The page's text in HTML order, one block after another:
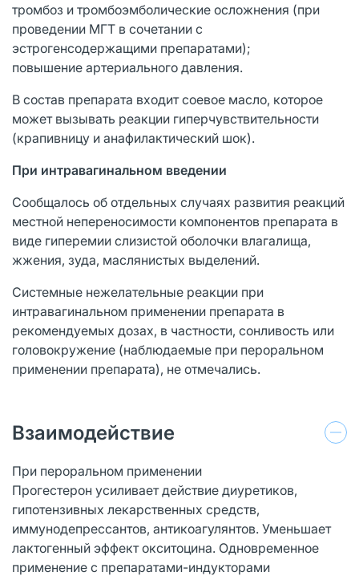
тромбоз и тромбоэмболические осложнения (при
проведении МГТ в сочетании с
эстрогенсодержащими препаратами);
повышение артериального давления.
В состав препарата входит соевое масло, которое
может вызывать реакции гиперчувствительности
(крапивницу и анафилактический шок).
При интравагинальном введении
Сообщалось об отдельных случаях развития реакций
местной непереносимости компонентов препарата в
виде гиперемии слизистой оболочки влагалища,
жжения, зуда, маслянистых выделений.
Системные нежелательные реакции при
интравагинальном применении препарата в
рекомендуемых дозах, в частности, сонливость или
головокружение (наблюдаемые при пероральном
применении препарата), не отмечались.
Взаимодействие
При пероральном применении
Прогестерон усиливает действие диуретиков,
гипотензивных лекарственных средств,
иммунодепрессантов, антикоагулянтов. Уменьшает
лактогенный эффект окситоцина. Одновременное
применение с препаратами-индукторами